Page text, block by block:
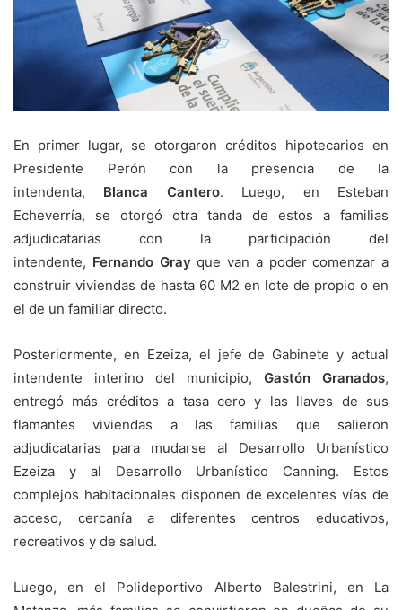
En primer lugar, se otorgaron créditos hipotecarios en
Presidente Perón con la presencia de la
intendenta, Blanca Cantero. Luego, en Esteban
Echeverría, se otorgó otra tanda de estos a familias
adjudicatarias con la participación del
intendente, Fernando Gray que van a poder comenzar a
construir viviendas de hasta 60 M2 en lote de propio o en
el de un familiar directo.
Posteriormente, en Ezeiza, el jefe de Gabinete y actual
intendente interino del municipio, Gastón Granados,
entregó más créditos a tasa cero y las llaves de sus
flamantes viviendas a las familias que salieron
adjudicatarias para mudarse al Desarrollo Urbanístico
Ezeiza y al Desarrollo Urbanístico Canning. Estos
complejos habitacionales disponen de excelentes vías de
acceso, cercanía a diferentes centros educativos,
recreativos y de salud.
Luego, en el Polideportivo Alberto Balestrini, en La